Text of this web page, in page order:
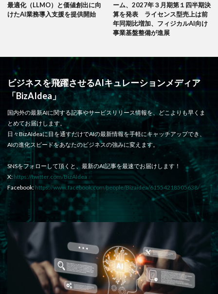
最適化（LLMO）と価値創出に向
けたAI業務導入支援を提供開始
ーム、2027年３月期第１四半期決
算を発表 ライセンス型売上は前
年同期比増加、フィジカルAI向け
事業基盤整備が進展
ビジネスを飛躍させるAIキュレーションメディア
「BizAIdea」
国内外の最新AIに関する記事やサービスリリース情報を、どこよりも早くま
とめてお届けします。
日々BizAIdeaに目を通すだけでAIの最新情報を手軽にキャッチアップでき、
AIの進化スピードをあなたのビジネスの強みに変えます。
SNSをフォローして頂くと、最新のAI記事を最速でお届けします！
X: https://twitter.com/BizAIdea
Facebook: https://www.facebook.com/people/Bizaidea/61554218505638/